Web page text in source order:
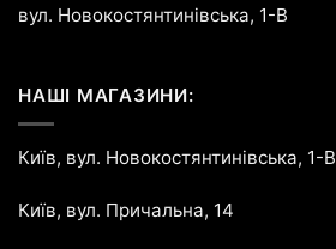
вул. Новокостянтинівська, 1-В
НАШІ МАГАЗИНИ:
Київ, вул. Новокостянтинівська, 1-В
Київ, вул. Причальна, 14